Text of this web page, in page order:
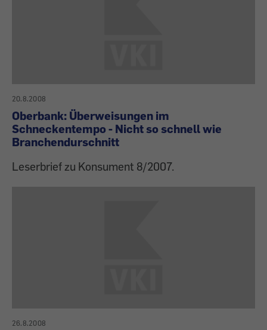
20.8.2008
Oberbank: Überweisungen im
Schneckentempo - Nicht so schnell wie
Branchendurschnitt
Leserbrief zu Konsument 8/2007.
26.8.2008